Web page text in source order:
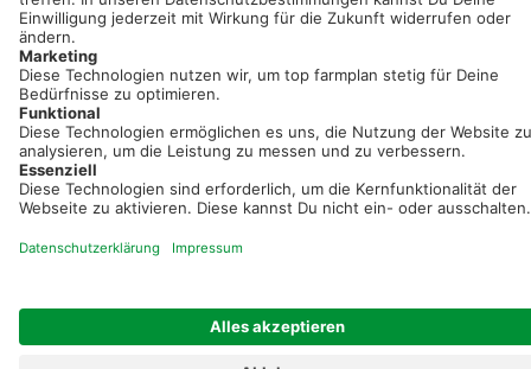
Registriere dich kostenlos!
einfach und bequem!
Kostenlos registrieren & sofort starten
Impressum Kontakt & Hilfe